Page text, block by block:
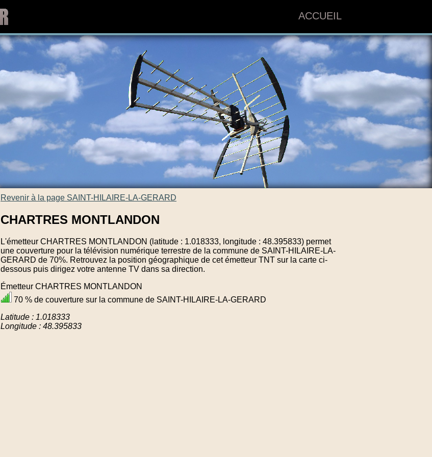
ACCUEIL
Revenir à la page SAINT-HILAIRE-LA-GERARD
CHARTRES MONTLANDON
L'émetteur CHARTRES MONTLANDON (latitude : 1.018333, longitude : 48.395833) permet
une couverture pour la télévision numérique terrestre de la commune de SAINT-HILAIRE-LA-
GERARD de 70%. Retrouvez la position géographique de cet émetteur TNT sur la carte ci-
dessous puis dirigez votre antenne TV dans sa direction.
Émetteur CHARTRES MONTLANDON
70 % de couverture sur la commune de SAINT-HILAIRE-LA-GERARD
Latitude : 1.018333
Longitude : 48.395833